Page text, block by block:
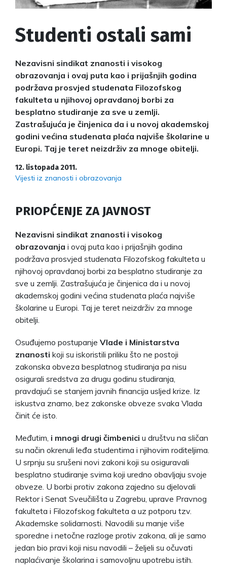
Studenti ostali sami
Nezavisni sindikat znanosti i visokog
obrazovanja i ovaj puta kao i prijašnjih godina
podržava prosvjed studenata Filozofskog
fakulteta u njihovoj opravdanoj borbi za
besplatno studiranje za sve u zemlji.
Zastrašujuća je činjenica da i u novoj akademskoj
godini većina studenata plaća najviše školarine u
Europi. Taj je teret neizdrživ za mnoge obitelji.
12. listopada 2011.
Vijesti iz znanosti i obrazovanja
PRIOPĆENJE ZA JAVNOST
Nezavisni sindikat znanosti i visokog
obrazovanja i ovaj puta kao i prijašnjih godina
podržava prosvjed studenata Filozofskog fakulteta u
njihovoj opravdanoj borbi za besplatno studiranje za
sve u zemlji. Zastrašujuća je činjenica da i u novoj
akademskoj godini većina studenata plaća najviše
školarine u Europi. Taj je teret neizdrživ za mnoge
obitelji.
Osuđujemo postupanje Vlade i Ministarstva
znanosti koji su iskoristili priliku što ne postoji
zakonska obveza besplatnog studiranja pa nisu
osigurali sredstva za drugu godinu studiranja,
pravdajući se stanjem javnih financija usljed krize. Iz
iskustva znamo, bez zakonske obveze svaka Vlada
činit će isto.
Međutim, i mnogi drugi čimbenici u društvu na sličan
su način okrenuli leđa studentima i njihovim roditeljima.
U srpnju su srušeni novi zakoni koji su osiguravali
besplatno studiranje svima koji uredno obavljaju svoje
obveze. U borbi protiv zakona zajedno su djelovali
Rektor i Senat Sveučilišta u Zagrebu, uprave Pravnog
fakulteta i Filozofskog fakulteta a uz potporu tzv.
Akademske solidarnosti. Navodili su manje više
sporedne i netočne razloge protiv zakona, ali je samo
jedan bio pravi koji nisu navodili – željeli su očuvati
naplaćivanje školarina i samovoljnu upotrebu istih.